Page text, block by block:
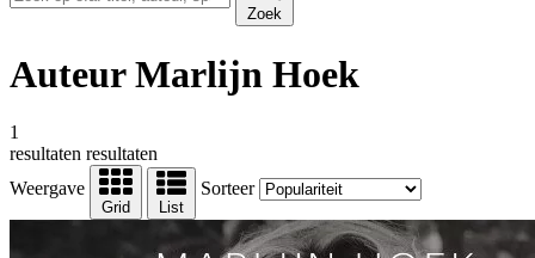
Zoek
Auteur Marlijn Hoek
1
resultaten resultaten
Weergave
Grid List
Sorteer